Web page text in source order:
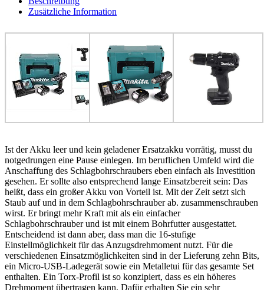
Zusätzliche Information
Ist der Akku leer und kein geladener Ersatzakku vorrätig, musst du
notgedrungen eine Pause einlegen. Im beruflichen Umfeld wird die
Anschaffung des Schlagbohrschraubers eben einfach als Investition
gesehen. Er sollte also entsprechend lange Einsatzbereit sein: Das
heißt, dass ein großer Akku von Vorteil ist. Mit der Zeit setzt sich
Staub auf und in dem Schlagbohrschrauber ab. zusammenschrauben
wirst. Er bringt mehr Kraft mit als ein einfacher
Schlagbohrschrauber und ist mit einem Bohrfutter ausgestattet.
Entscheidend ist dann aber, dass man die 16-stufige
Einstellmöglichkeit für das Anzugsdrehmoment nutzt. Für die
verschiedenen Einsatzmöglichkeiten sind in der Lieferung zehn Bits,
ein Micro-USB-Ladegerät sowie ein Metalletui für das gesamte Set
enthalten. Ein Torx-Profil ist so konzipiert, dass es ein höheres
Drehmoment übertragen kann. Dafür erhalten Sie ein sehr